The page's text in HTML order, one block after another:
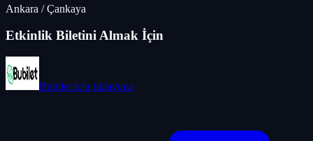
Ankara /Çankaya
Etkinlik Biletini Almak İçin
Bubilet için tıklayınız